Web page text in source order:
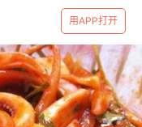
用APP打开